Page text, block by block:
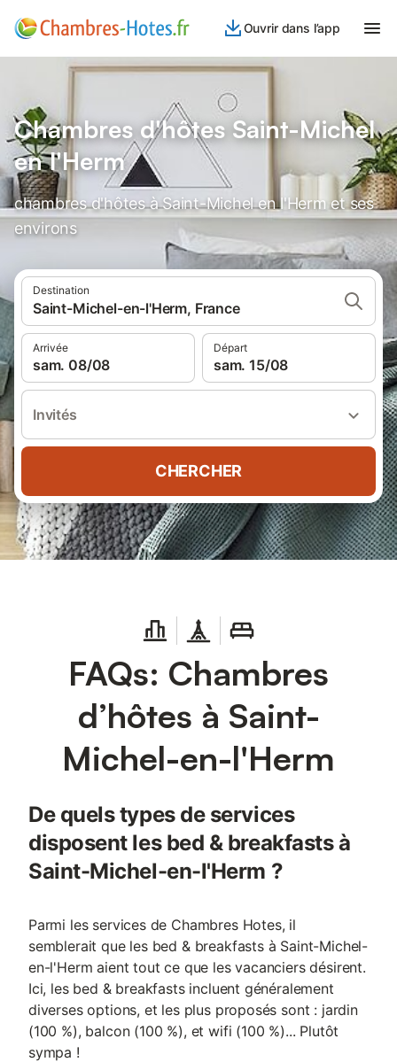
Ouvrir dans l’app
Chambres d'hôtes Saint-Michel
en l'Herm
chambres d'hôtes à Saint-Michel en l'Herm et ses
environs
Destination
Saint-Michel-en-l'Herm, France
Arrivée
sam. 08/08
Départ
sam. 15/08
Invités
CHERCHER
FAQs: Chambres
d’hôtes à Saint-
Michel-en-l'Herm
De quels types de services
disposent les bed & breakfasts à
Saint-Michel-en-l'Herm ?
Parmi les services de Chambres Hotes, il
semblerait que les bed & breakfasts à Saint-Michel-
en-l'Herm aient tout ce que les vacanciers désirent.
Ici, les bed & breakfasts incluent généralement
diverses options, et les plus proposés sont : jardin
(100 %), balcon (100 %), et wifi (100 %)... Plutôt
sympa !